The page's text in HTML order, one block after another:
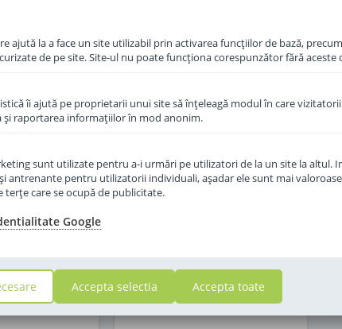
praf Topfer
Lei
Formula de lapte praf Topfer
stoc epuizat
105,00 Lei
ajută la a face un site utilizabil prin activarea funcţiilor de bază,
de pe site. Site-ul nu poate funcţiona corespunzător fără aceste
îi ajută pe proprietarii unui site să înţeleagă modul în care
şi raportarea informaţiilor în mod anonim.
sunt utilizate pentru a-i urmări pe utilizatori de la un site la altul.
antrenante pentru utilizatorii individuali, aşadar ele sunt mai
terţe care se ocupă de publicitate.
Google
Accepta selectia Accepta toate